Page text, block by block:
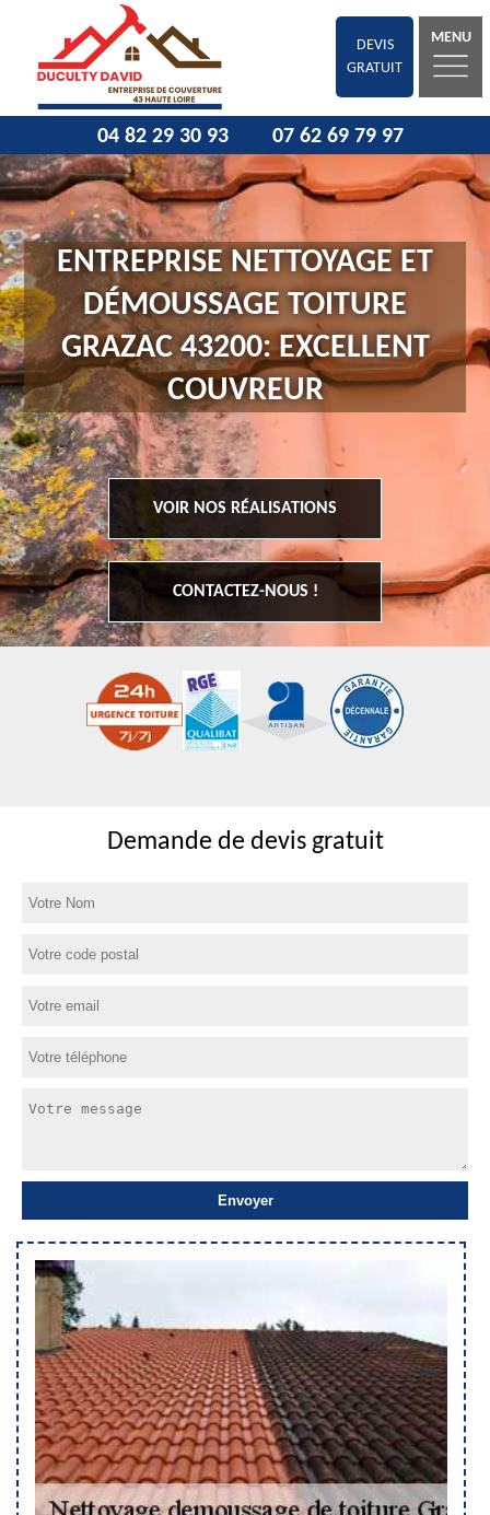
DEVIS
GRATUIT
MENU
04 82 29 30 93 07 62 69 79 97
ENTREPRISE NETTOYAGE ET
DÉMOUSSAGE TOITURE
GRAZAC 43200: EXCELLENT
COUVREUR
VOIR NOS RÉALISATIONS
CONTACTEZ-NOUS !
Demande de devis gratuit